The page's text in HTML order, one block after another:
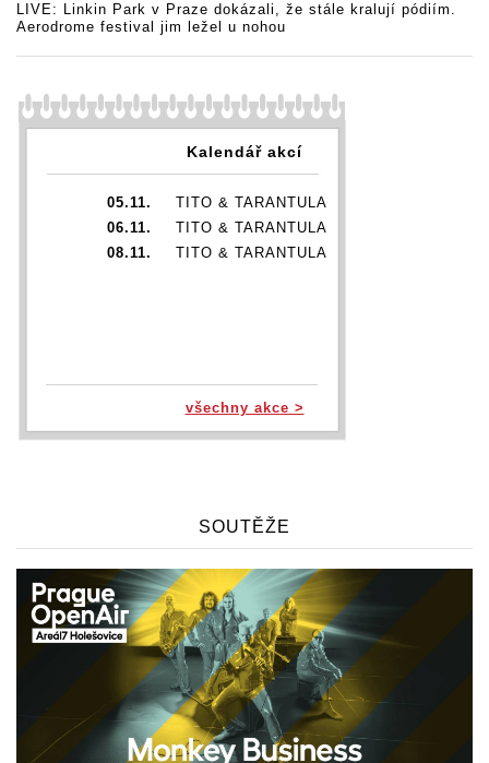
LIVE: Linkin Park v Praze dokázali, že stále kralují pódiím.
Aerodrome festival jim ležel u nohou
Kalendář akcí
05.11.
TITO & TARANTULA
06.11.
TITO & TARANTULA
08.11.
TITO & TARANTULA
všechny akce >
SOUTĚŽE